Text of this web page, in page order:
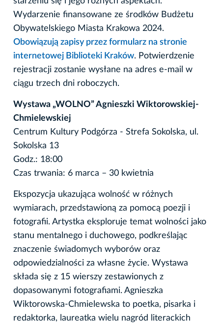
Wydarzenie finansowane ze środków Budżetu
Obywatelskiego Miasta Krakowa 2024.
Obowiązują zapisy przez formularz na stronie
internetowej Biblioteki Kraków. Potwierdzenie
rejestracji zostanie wysłane na adres e-mail w
ciągu trzech dni roboczych.
Wystawa „WOLNO” Agnieszki Wiktorowskiej-
Chmielewskiej
Centrum Kultury Podgórza - Strefa Sokolska, ul.
Sokolska 13
Godz.: 18:00
Czas trwania: 6 marca – 30 kwietnia
Ekspozycja ukazująca wolność w różnych
wymiarach, przedstawioną za pomocą poezji i
fotografii. Artystka eksploruje temat wolności jako
stanu mentalnego i duchowego, podkreślając
znaczenie świadomych wyborów oraz
odpowiedzialności za własne życie. Wystawa
składa się z 15 wierszy zestawionych z
dopasowanymi fotografiami. Agnieszka
Wiktorowska-Chmielewska to poetka, pisarka i
redaktorka, laureatka wielu nagród literackich